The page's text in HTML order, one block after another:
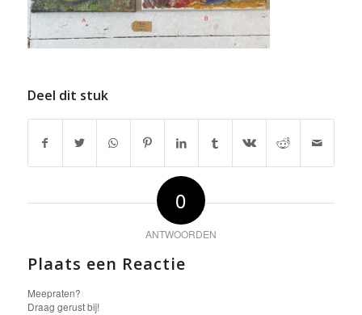
Deel dit stuk
0
ANTWOORDEN
Plaats een Reactie
Meepraten?
Draag gerust bij!